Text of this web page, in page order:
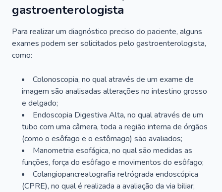
gastroenterologista
Para realizar um diagnóstico preciso do paciente, alguns
exames podem ser solicitados pelo gastroenterologista,
como:
Colonoscopia, no qual através de um exame de
imagem são analisadas alterações no intestino grosso
e delgado;
Endoscopia Digestiva Alta, no qual através de um
tubo com uma câmera, toda a região interna de órgãos
(como o esôfago e o estômago) são avaliados;
Manometria esofágica, no qual são medidas as
funções, força do esôfago e movimentos do esôfago;
Colangiopancreatografia retrógrada endoscópica
(CPRE), no qual é realizada a avaliação da via biliar;